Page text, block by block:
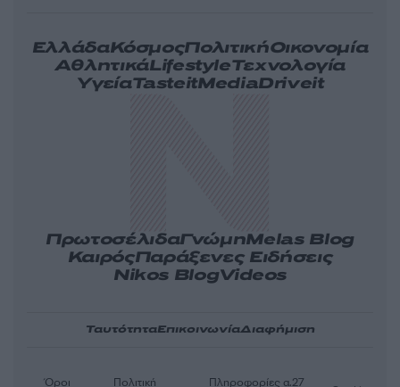
ΕλλάδαΚόσμοςΠολιτικήΟικονομία
ΑθλητικάLifestyleΤεχνολογία
ΥγείαTasteitMediaDriveit
ΠρωτοσέλιδαΓνώμηMelas Blog
ΚαιρόςΠαράξενες Ειδήσεις
Nikos BlogVideos
ΤαυτότηταΕπικοινωνίαΔιαφήμιση
Όροι Πολιτική Πληροφορίες α.27